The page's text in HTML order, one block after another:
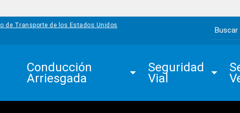
de Transporte de los Estados Unidos
Search
Conducción
Arriesgada
Seguridad
Vial